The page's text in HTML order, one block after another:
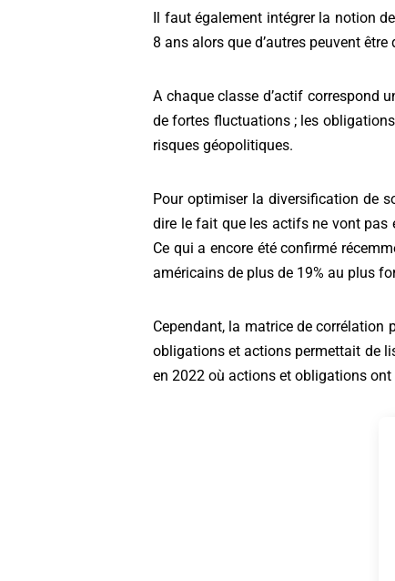
Il faut également intégrer la notion
8 ans alors que d’autres peuvent
A chaque classe d’actif correspond
de fortes fluctuations ; les
risques géopolitiques.
Pour optimiser la diversification de
dire le fait que les actifs ne vont pas
Ce qui a encore été confirmé
américains de plus de 19% au plus
Cependant, la matrice de corrélation
obligations et actions permettait de
en 2022 où actions et obligations